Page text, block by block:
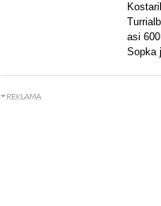
asi
Sopka